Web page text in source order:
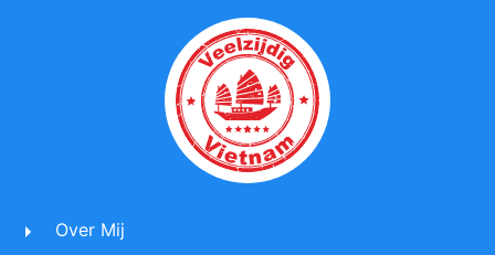
Over Mij